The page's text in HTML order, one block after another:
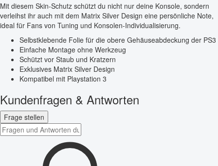
Mit diesem Skin-Schutz schützt du nicht nur deine Konsole, sondern
verleihst ihr auch mit dem Matrix Silver Design eine persönliche Note,
ideal für Fans von Tuning und Konsolen-Individualisierung.
Selbstklebende Folie für die obere Gehäuseabdeckung der PS3
Einfache Montage ohne Werkzeug
Schützt vor Staub und Kratzern
Exklusives Matrix Silver Design
Kompatibel mit Playstation 3
Kundenfragen & Antworten
Frage stellen